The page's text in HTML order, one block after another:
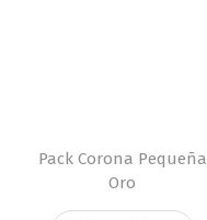
Pack Corona Pequeña
Oro